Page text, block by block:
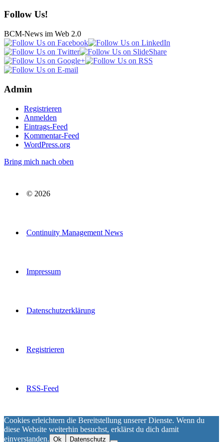
Follow Us!
BCM-News im Web 2.0
Admin
Registrieren
Anmelden
Eintrags-Feed
Kommentar-Feed
WordPress.org
Bring mich nach oben
© 2026
Continuity Management News
Impressum
Datenschutzerklärung
Registrieren
RSS-Feed
Cookies erleichtern die Bereitstellung unserer Dienste. Wenn du
diese Website weiterhin besuchst, erklärst du dich damit
einverstanden. Ok Datenschutz